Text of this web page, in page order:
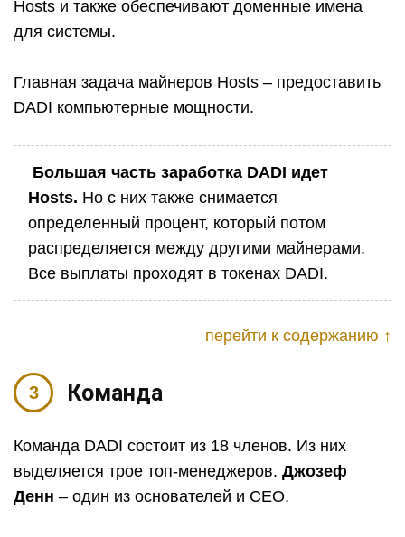
Hosts и также обеспечивают доменные имена
для системы.
Главная задача майнеров Hosts – предоставить
DADI компьютерные мощности.
Большая часть заработка DADI идет
Hosts. Но с них также снимается
определенный процент, который потом
распределяется между другими майнерами.
Все выплаты проходят в токенах DADI.
перейти к содержанию ↑
Команда
Команда DADI состоит из 18 членов. Из них
выделяется трое топ-менеджеров. Джозеф
Денн – один из основателей и CEO.